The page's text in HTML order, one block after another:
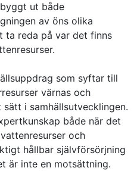
ut både
av öns olika
ta reda på var det finns
som syftar till
värnas och
i samhällsutvecklingen.
både när det
och
hållbar självförsörjning
är inte en motsättning.